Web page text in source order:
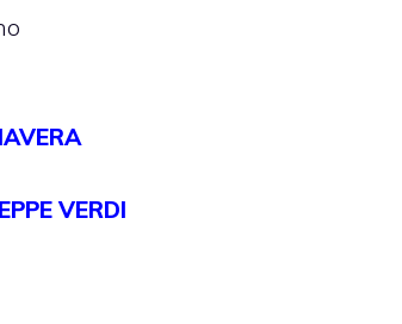
VERDI